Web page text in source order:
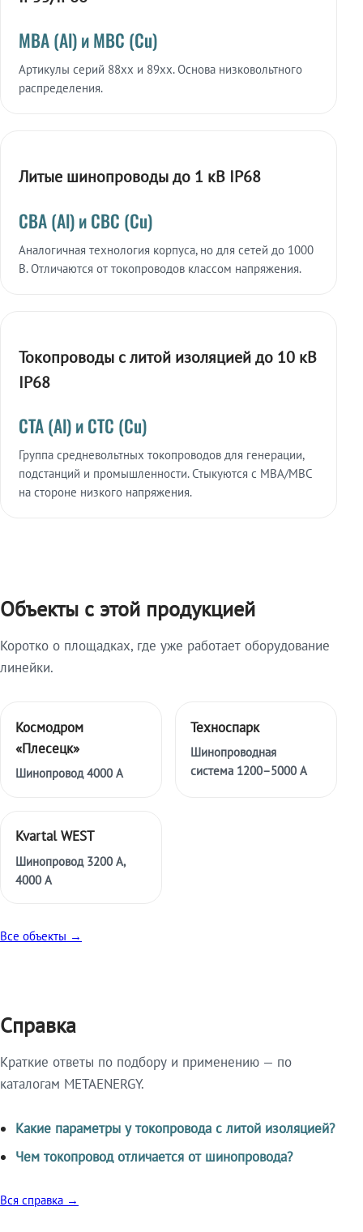
МВА (Al) и МВС (Cu)
Артикулы серий 88xx и 89xx. Основа низковольтного
распределения.
Литые шинопроводы до 1 кВ IP68
СВА (Al) и СВС (Cu)
Аналогичная технология корпуса, но для сетей до 1000
В. Отличаются от токопроводов классом напряжения.
Токопроводы с литой изоляцией до 10 кВ
IP68
СТА (Al) и СТС (Cu)
Группа средневольтных токопроводов для генерации,
подстанций и промышленности. Стыкуются с МВА/МВС
на стороне низкого напряжения.
Объекты с этой продукцией
Коротко о площадках, где уже работает оборудование
линейки.
Космодром
«Плесецк»
Шинопровод 4000 А
Техноспарк
Шинопроводная
система 1200–5000 А
Kvartal WEST
Шинопровод 3200 А,
4000 А
Все объекты →
Справка
Краткие ответы по подбору и применению — по
каталогам METAENERGY.
Какие параметры у токопровода с литой изоляцией?
Чем токопровод отличается от шинопровода?
Вся справка →